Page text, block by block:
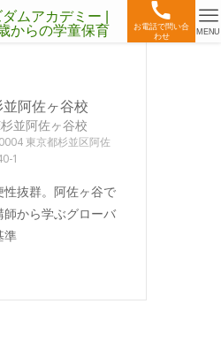
お電話で問い合
わせ
MENU
並阿佐ヶ谷校
東京都杉並区阿佐
1
性抜群。阿佐ヶ谷で
師から学ぶグローバ
準